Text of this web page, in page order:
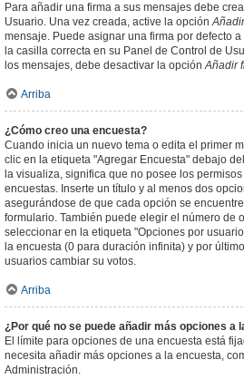
Para añadir una firma a sus mensajes debe
Usuario. Una vez creada, active la opción
mensaje. Puede asignar una firma por defecto
la casilla correcta en su Panel de Control de
los mensajes, debe desactivar la opciónAñadir
Arriba
¿Cómo creo una encuesta?
Cuando inicia un nuevo tema o edita el primer
clic en la etiqueta "Agregar Encuesta" debajo
la visualiza, significa que no posee los
encuestas. Inserte un título y al menos dos
asegurándose de que cada opción se
formulario. También puede elegir el número de
seleccionar en la etiqueta "Opciones por
la encuesta (0 para duración infinita) y por
usuarios cambiar su votos.
Arriba
¿Por qué no se puede añadir más opciones a
El límite para opciones de una encuesta está
necesita añadir más opciones a la encuesta,
Administración.